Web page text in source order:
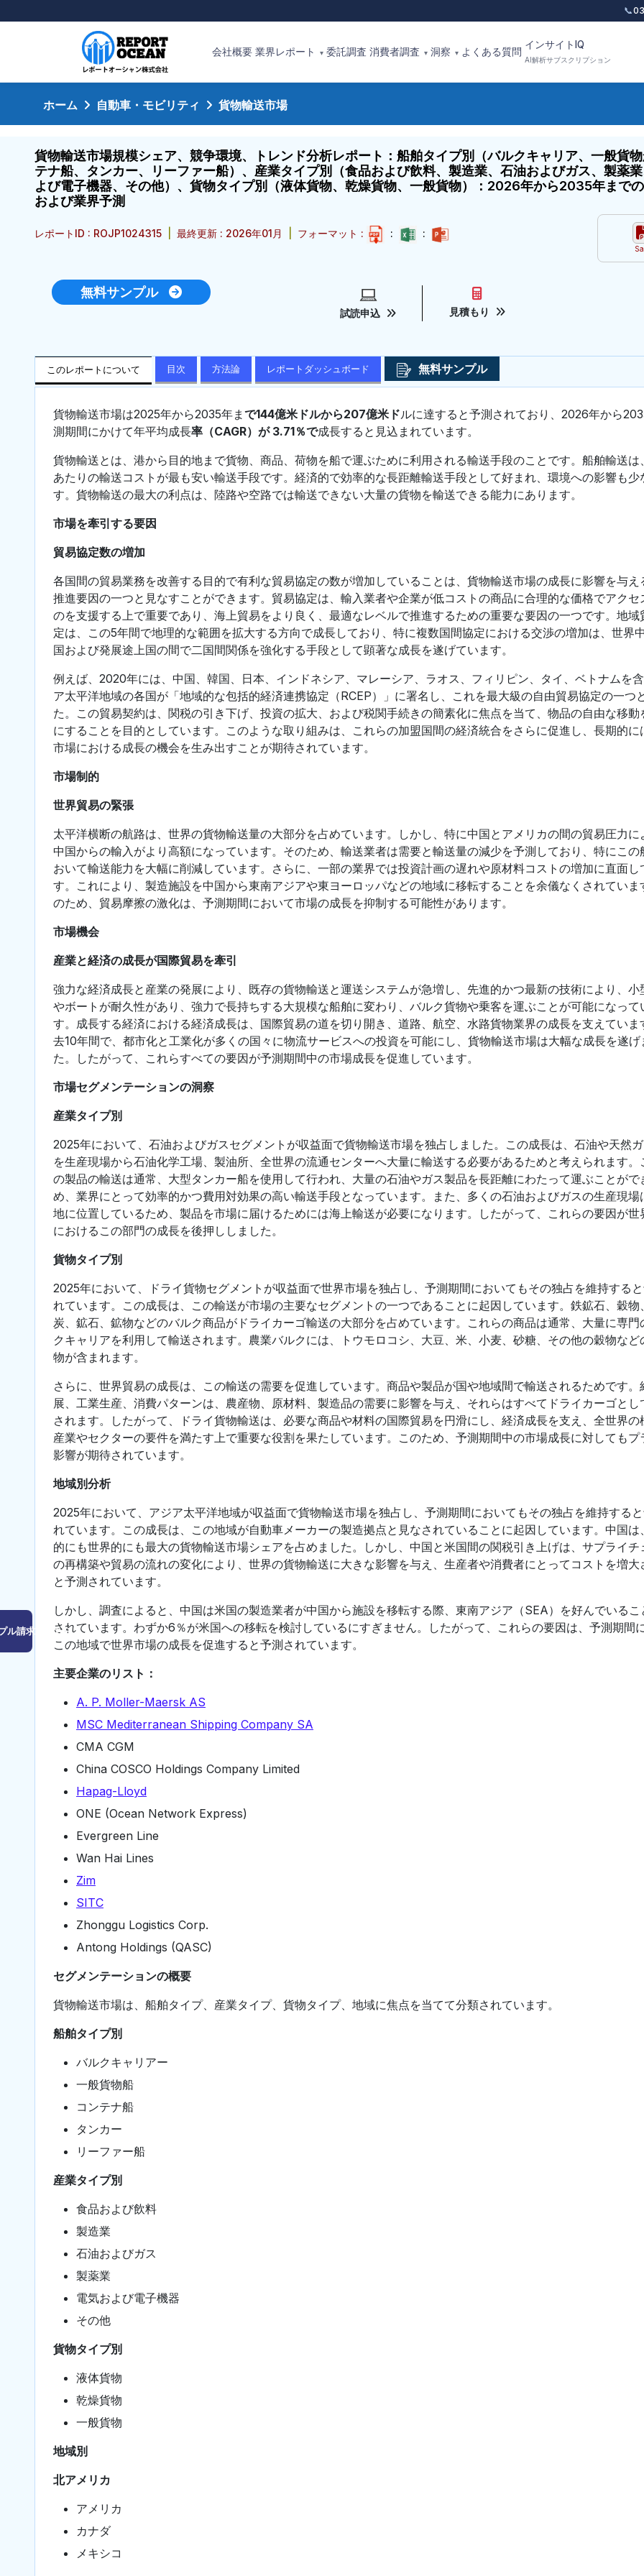
📞
会社概要 業界レポート ▾ 委託調査 消費者調査 ▾ 洞察 ▾ よくある質問
インサイトIQ
AI解析サブスクリプション
ホーム 自動車・モビリティ 貨物輸送市場
ル請求はこちら
貨物輸送市場規模シェア、競争環境、トレンド分析レポート：船舶タイプ別（バルクキャリア、一般貨
テナ船、タンカー、リーファー船）、産業タイプ別（食品および飲料、製造業、石油およびガス、製薬
よび電子機器、その他）、貨物タイプ別（液体貨物、乾燥貨物、一般貨物）：2026年から2035年まで
および業界予測
レポートID : ROJP1024315 最終更新 : 2026年01月 フォーマット : : :
無料サンプル
試読申込 見積もり
このレポートについて 目次 方法論 レポートダッシュボード 無料サンプル
貨物輸送市場は2025年から2035年ま で144億米ドルから207億米ドルに達すると予測されており、2026年から
測期間にかけて年平均成長率（CAGR）が 3.71％で成長すると見込まれています。
貨物輸送とは、港から目的地まで貨物、商品、荷物を船で運ぶために利用される輸送手段のことです。船舶輸送は
あたりの輸送コストが最も安い輸送手段です。経済的で効率的な長距離輸送手段として好まれ、環境への影響も少
す。貨物輸送の最大の利点は、陸路や空路では輸送できない大量の貨物を輸送できる能力にあります。
市場を牽引する要因
貿易協定数の増加
各国間の貿易業務を改善する目的で有利な貿易協定の数が増加していることは、貨物輸送市場の成長に影響を与え
推進要因の一つと見なすことができます。貿易協定は、輸入業者や企業が低コストの商品に合理的な価格でアクセ
のを支援する上で重要であり、海上貿易をより良く、最適なレベルで推進するための重要な要因の一つです。地域
定は、この5年間で地理的な範囲を拡大する方向で成長しており、特に複数国間協定における交渉の増加は、世界
国および発展途上国の間で二国間関係を強化する手段として顕著な成長を遂げています。
例えば、2020年には、中国、韓国、日本、インドネシア、マレーシア、ラオス、フィリピン、タイ、ベトナムを
ア太平洋地域の各国が「地域的な包括的経済連携協定（RCEP）」に署名し、これを最大級の自由貿易協定の一つ
た。この貿易契約は、関税の引き下げ、投資の拡大、および税関手続きの簡素化に焦点を当て、物品の自由な移動
にすることを目的としています。このような取り組みは、これらの加盟国間の経済統合をさらに促進し、長期的に
市場における成長の機会を生み出すことが期待されています。
市場制的
世界貿易の緊張
太平洋横断の航路は、世界の貨物輸送量の大部分を占めています。しかし、特に中国とアメリカの間の貿易圧力に
中国からの輸入がより高額になっています。そのため、輸送業者は需要と輸送量の減少を予測しており、特にこの
おいて輸送能力を大幅に削減しています。さらに、一部の業界では投資計画の遅れや原材料コストの増加に直面し
す。これにより、製造施設を中国から東南アジアや東ヨーロッパなどの地域に移転することを余儀なくされていま
のため、貿易摩擦の激化は、予測期間において市場の成長を抑制する可能性があります。
市場機会
産業と経済の成長が国際貿易を牽引
強力な経済成長と産業の発展により、既存の貨物輸送と運送システムが急増し、先進的かつ最新の技術により、小
やボートが耐久性があり、強力で長持ちする大規模な船舶に変わり、バルク貨物や乗客を運ぶことが可能になって
す。成長する経済における経済成長は、国際貿易の道を切り開き、道路、航空、水路貨物業界の成長を支えていま
去10年間で、都市化と工業化が多くの国々に物流サービスへの投資を可能にし、貨物輸送市場は大幅な成長を遂げ
た。したがって、これらすべての要因が予測期間中の市場成長を促進しています。
市場セグメンテーションの洞察
産業タイプ別
2025年において、石油およびガスセグメントが収益面で貨物輸送市場を独占しました。この成長は、石油や天然
を生産現場から石油化学工場、製油所、全世界の流通センターへ大量に輸送する必要があるためと考えられます。
の製品の輸送は通常、大型タンカー船を使用して行われ、大量の石油やガス製品を長距離にわたって運ぶことがで
め、業界にとって効率的かつ費用対効果の高い輸送手段となっています。また、多くの石油およびガスの生産現場
地に位置しているため、製品を市場に届けるためには海上輸送が必要になります。したがって、これらの要因が世
におけるこの部門の成長を後押ししました。
貨物タイプ別
2025年において、ドライ貨物セグメントが収益面で世界市場を独占し、予測期間においてもその独占を維持する
れています。この成長は、この輸送が市場の主要なセグメントの一つであることに起因しています。鉄鉱石、穀物
炭、鉱石、鉱物などのバルク商品がドライカーゴ輸送の大部分を占めています。これらの商品は通常、大量に専門
クキャリアを利用して輸送されます。農業バルクには、トウモロコシ、大豆、米、小麦、砂糖、その他の穀物など
物が含まれます。
さらに、世界貿易の成長は、この輸送の需要を促進しています。商品や製品が国や地域間で輸送されるためです。
展、工業生産、消費パターンは、農産物、原材料、製造品の需要に影響を与え、それらはすべてドライカーゴとし
されます。したがって、ドライ貨物輸送は、必要な商品や材料の国際貿易を円滑にし、経済成長を支え、全世界の
産業やセクターの要件を満たす上で重要な役割を果たしています。このため、予測期間中の市場成長に対してもプ
影響が期待されています。
地域別分析
2025年において、アジア太平洋地域が収益面で貨物輸送市場を独占し、予測期間においてもその独占を維持する
れています。この成長は、この地域が自動車メーカーの製造拠点と見なされていることに起因しています。中国は
的にも世界的にも最大の貨物輸送市場シェアを占めました。しかし、中国と米国間の関税引き上げは、サプライチ
の再構築や貿易の流れの変化により、世界の貨物輸送に大きな影響を与え、生産者や消費者にとってコストを増大
と予測されています。
しかし、調査によると、中国は米国の製造業者が中国から施設を移転する際、東南アジア（SEA）を好んでいるこ
されています。わずか6％が米国への移転を検討しているにすぎません。したがって、これらの要因は、予測期間
この地域で世界市場の成長を促進すると予測されています。
主要企業のリスト：
A. P. Moller-Maersk AS
MSC Mediterranean Shipping Company SA
CMA CGM
China COSCO Holdings Company Limited
Hapag-Lloyd
ONE (Ocean Network Express)
Evergreen Line
Wan Hai Lines
Zim
SITC
Zhonggu Logistics Corp.
Antong Holdings (QASC)
セグメンテーションの概要
貨物輸送市場は、船舶タイプ、産業タイプ、貨物タイプ、地域に焦点を当てて分類されています。
船舶タイプ別
バルクキャリアー
一般貨物船
コンテナ船
タンカー
リーファー船
産業タイプ別
食品および飲料
製造業
石油およびガス
製薬業
電気および電子機器
その他
貨物タイプ別
液体貨物
乾燥貨物
一般貨物
地域別
北アメリカ
アメリカ
カナダ
メキシコ